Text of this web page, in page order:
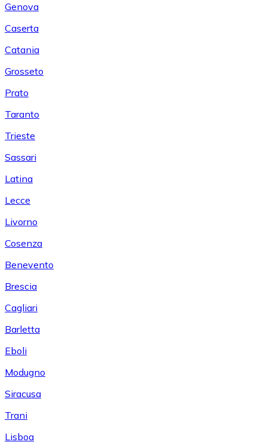
Genova
Caserta
Catania
Grosseto
Prato
Taranto
Trieste
Sassari
Latina
Lecce
Livorno
Cosenza
Benevento
Brescia
Cagliari
Barletta
Eboli
Modugno
Siracusa
Trani
Lisboa